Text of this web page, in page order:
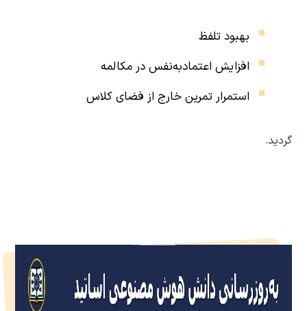
بهبود تلفظ
افزایش اعتمادبه‌نفس در مکالمه
استمرار تمرین خارج از فضای کلاس
گردید.